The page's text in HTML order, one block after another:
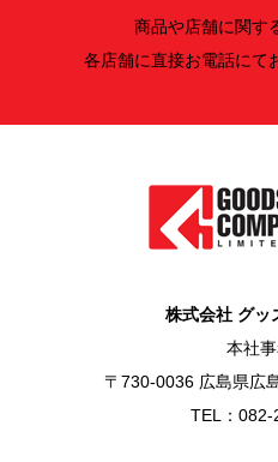
商品や店舗に関す
各店舗に直接お電話にて
株式会社 グッ
本社
〒730-0036 広島県広
TEL：